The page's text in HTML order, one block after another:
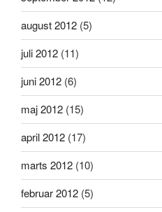
august 2012 (5)
juli 2012 (11)
juni 2012 (6)
maj 2012 (15)
april 2012 (17)
marts 2012 (10)
februar 2012 (5)